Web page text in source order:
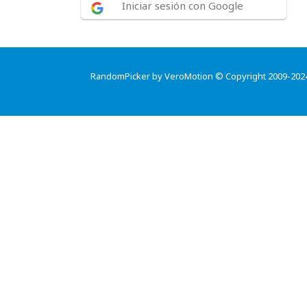
Iniciar sesión con Google
RandomPicker by VeroMotion © Copyright 2009-